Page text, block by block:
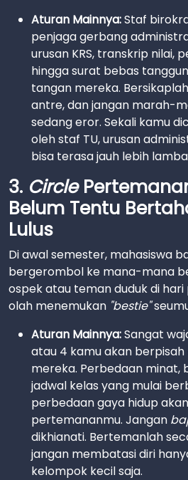
Aturan Mainnya:Staf
penjaga gerbang
urusan KRS, transkrip nilai,
hingga surat bebas
tangan mereka.
antre, dan jangan marah-
sedang eror. Sekali kamu
oleh staf TU, urusan
bisa terasa jauh lebih
3. Circle
Belum Tentu
Lulus
Di awal semester, mahasiswa
bergerombol ke mana-mana
ospek atau teman duduk di
olah menemukan "bestie"
Aturan Mainnya:Sangat
atau 4 kamu akan berpisah
mereka. Perbedaan minat,
jadwal kelas yang mulai
perbedaan gaya hidup
pertemananmu. Jangan
dikhianati. Bertemanlah
jangan membatasi diri
kelompok kecil saja.